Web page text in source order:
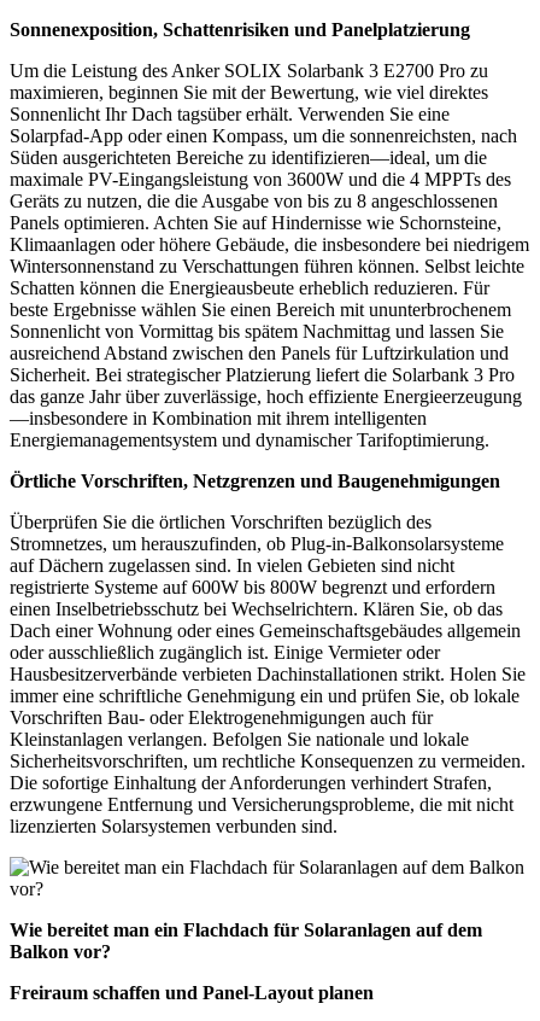
Sonnenexposition, Schattenrisiken und Panelplatzierung
Um die Leistung des Anker SOLIX Solarbank 3 E2700 Pro zu
maximieren, beginnen Sie mit der Bewertung, wie viel direktes
Sonnenlicht Ihr Dach tagsüber erhält. Verwenden Sie eine
Solarpfad-App oder einen Kompass, um die sonnenreichsten, nach
Süden ausgerichteten Bereiche zu identifizieren—ideal, um die
maximale PV-Eingangsleistung von 3600W und die 4 MPPTs des
Geräts zu nutzen, die die Ausgabe von bis zu 8 angeschlossenen
Panels optimieren. Achten Sie auf Hindernisse wie Schornsteine,
Klimaanlagen oder höhere Gebäude, die insbesondere bei niedrigem
Wintersonnenstand zu Verschattungen führen können. Selbst leichte
Schatten können die Energieausbeute erheblich reduzieren. Für
beste Ergebnisse wählen Sie einen Bereich mit ununterbrochenem
Sonnenlicht von Vormittag bis spätem Nachmittag und lassen Sie
ausreichend Abstand zwischen den Panels für Luftzirkulation und
Sicherheit. Bei strategischer Platzierung liefert die Solarbank 3 Pro
das ganze Jahr über zuverlässige, hoch effiziente Energieerzeugung
—insbesondere in Kombination mit ihrem intelligenten
Energiemanagementsystem und dynamischer Tarifoptimierung.
Örtliche Vorschriften, Netzgrenzen und Baugenehmigungen
Überprüfen Sie die örtlichen Vorschriften bezüglich des
Stromnetzes, um herauszufinden, ob Plug-in-Balkonsolarsysteme
auf Dächern zugelassen sind. In vielen Gebieten sind nicht
registrierte Systeme auf 600W bis 800W begrenzt und erfordern
einen Inselbetriebsschutz bei Wechselrichtern. Klären Sie, ob das
Dach einer Wohnung oder eines Gemeinschaftsgebäudes allgemein
oder ausschließlich zugänglich ist. Einige Vermieter oder
Hausbesitzerverbände verbieten Dachinstallationen strikt. Holen Sie
immer eine schriftliche Genehmigung ein und prüfen Sie, ob lokale
Vorschriften Bau- oder Elektrogenehmigungen auch für
Kleinstanlagen verlangen. Befolgen Sie nationale und lokale
Sicherheitsvorschriften, um rechtliche Konsequenzen zu vermeiden.
Die sofortige Einhaltung der Anforderungen verhindert Strafen,
erzwungene Entfernung und Versicherungsprobleme, die mit nicht
lizenzierten Solarsystemen verbunden sind.
Wie bereitet man ein Flachdach für Solaranlagen auf dem
Balkon vor?
Freiraum schaffen und Panel-Layout planen